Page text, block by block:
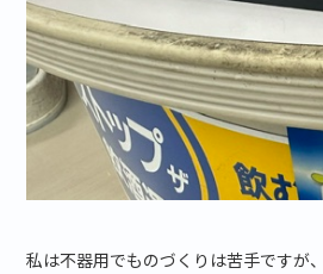
私は不器用でものづくりは苦手ですが、